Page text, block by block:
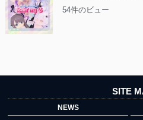
54件のビュー
SITE
NEWS